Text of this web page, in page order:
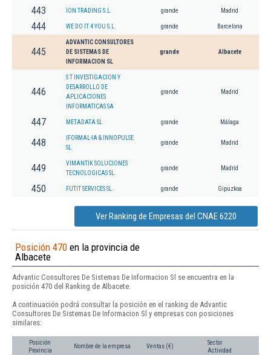
443 ION TRADING S.L. grande Madrid
444 WE DO IT 4 YOU S.L. grande Barcelona
445
ADVANTIC CONSULTORES
DE SISTEMAS DE
INFORMACION SL
grande Albacete
446
S T INVESTIGACION Y
DESARROLLO DE
APLICACIONES
INFORMATICAS SA
grande Madrid
447 METADATA SL grande Málaga
448
IFORMAL-IA & INNOPULSE
SL.
grande Madrid
449
VIMANTIK SOLUCIONES
TECNOLOGICAS SL.
grande Madrid
450 FUTIT SERVICES SL. grande Gipuzkoa
Ver Ranking de Empresas del CNAE 6220
Posición 470 en la provincia de
Albacete
Advantic Consultores De Sistemas De Informacion Sl se encuentra en la
posición 470 del Ranking de Albacete.
A continuación podrá consultar la posición en el ranking de Advantic
Consultores De Sistemas De Informacion Sl y empresas con posiciones
similares:
Posición
Provincia
Nombre de la empresa Ventas (€)
Sector
Actividad